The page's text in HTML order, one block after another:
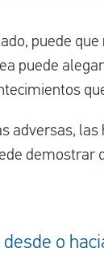
puede que
puede
adversas,
demostrar
o